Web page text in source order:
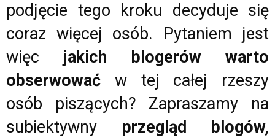
podjęcie tego kroku decyduje się
coraz więcej osób. Pytaniem jest
więc jakich blogerów warto
obserwować w tej całej rzeszy
osób piszących? Zapraszamy na
subiektywny przegląd blogów,